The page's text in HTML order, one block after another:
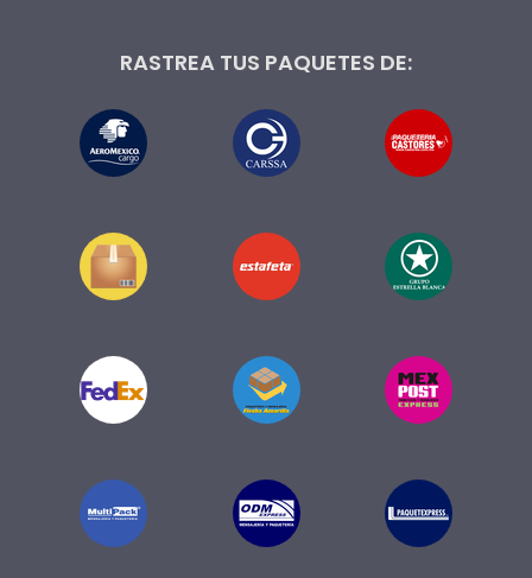
RASTREA TUS PAQUETES DE: